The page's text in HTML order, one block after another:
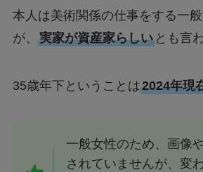
本人は美術関係の仕事をする一
が、 実家が資産家らしいとも言
35歳年下ということは2024年現
一般女性のため、画像
されていませんが、変